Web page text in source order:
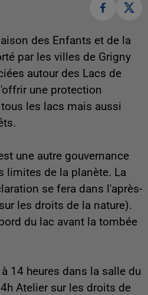
des Enfants et de la
par les villes de Grigny
autour des Lacs de
une protection
les lacs mais aussi
une autre gouvernance
limites de la planète. La
se fera dans l'après-
les droits de la nature).
du lac avant la tombée
14 heures dans la salle du
Atelier sur les droits de